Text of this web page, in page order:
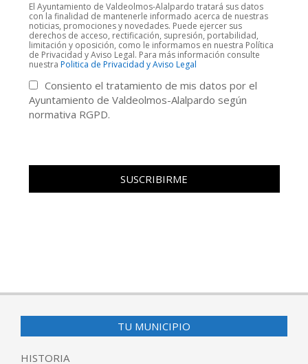
El Ayuntamiento de Valdeolmos-Alalpardo tratará sus datos
con la finalidad de mantenerle informado acerca de nuestras
noticias, promociones y novedades. Puede ejercer sus
derechos de acceso, rectificación, supresión, portabilidad,
limitación y oposición, como le informamos en nuestra Política
de Privacidad y Aviso Legal. Para más información consulte
nuestra Politica de Privacidad y Aviso Legal
Consiento el tratamiento de mis datos por el
Ayuntamiento de Valdeolmos-Alalpardo según
normativa RGPD.
TU MUNICIPIO
HISTORIA